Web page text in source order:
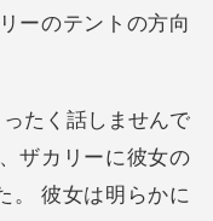
ザカリーに彼女の